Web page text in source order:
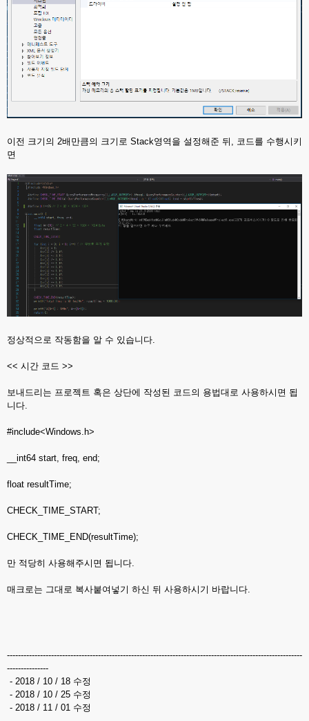
이전 크기의 2배만큼의 크기로 Stack영역을 설정해준 뒤, 코드를 수행시키
면
정상적으로 작동함을 알 수 있습니다.
<< 시간 코드 >>
보내드리는 프로젝트 혹은 상단에 작성된 코드의 용법대로 사용하시면 됩
니다.
#include<Windows.h>
__int64 start, freq, end;
float resultTime;
CHECK_TIME_START;
CHECK_TIME_END(resultTime);
만 적당히 사용해주시면 됩니다.
매크로는 그대로 복사붙여넣기 하신 뒤 사용하시기 바랍니다.
-----------------------------------------------------------------------------------------------------------
---------------
- 2018 / 10 / 18 수정
- 2018 / 10 / 25 수정
- 2018 / 11 / 01 수정